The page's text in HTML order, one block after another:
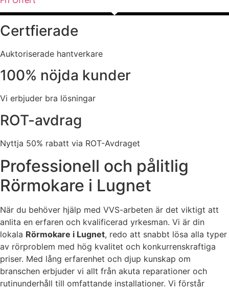
Certfierade
Auktoriserade hantverkare
100% nöjda kunder
Vi erbjuder bra lösningar
ROT-avdrag
Nyttja 50% rabatt via ROT-Avdraget
Professionell och pålitlig
Rörmokare i Lugnet
När du behöver hjälp med VVS-arbeten är det viktigt att
anlita en erfaren och kvalificerad yrkesman. Vi är din
lokala Rörmokare i Lugnet, redo att snabbt lösa alla typer
av rörproblem med hög kvalitet och konkurrenskraftiga
priser. Med lång erfarenhet och djup kunskap om
branschen erbjuder vi allt från akuta reparationer och
rutinunderhåll till omfattande installationer. Vi förstår